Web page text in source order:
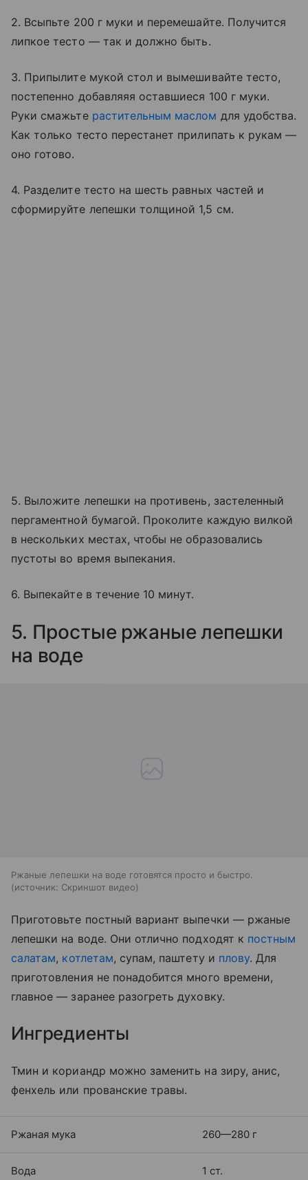
2. Всыпьте 200 г муки и перемешайте. Получится
липкое тесто — так и должно быть.
3. Припылите мукой стол и вымешивайте тесто,
постепенно добавляяя оставшиеся 100 г муки.
Руки смажьте растительным маслом для удобства.
Как только тесто перестанет прилипать к рукам —
оно готово.
4. Разделите тесто на шесть равных частей и
сформируйте лепешки толщиной 1,5 см.
5. Выложите лепешки на противень, застеленный
пергаментной бумагой. Проколите каждую вилкой
в нескольких местах, чтобы не образовались
пустоты во время выпекания.
6. Выпекайте в течение 10 минут.
5. Простые ржаные лепешки
на воде
Ржаные лепешки на воде готовятся просто и быстро.
источник: Скриншот видео
Приготовьте постный вариант выпечки — ржаные
лепешки на воде. Они отлично подходят к постным
салатам, котлетам, супам, паштету и плову. Для
приготовления не понадобится много времени,
главное — заранее разогреть духовку.
Ингредиенты
Тмин и кориандр можно заменить на зиру, анис,
фенхель или прованские травы.
Ржаная мука 260—280 г
Вода 1 ст.